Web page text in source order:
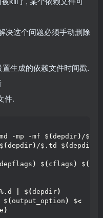
决这个问题必须手动删除
生成的依赖文件时间戳.
件.
-mp -mf $ (depdir) /
(depdir) /$.td $ (depdir
depflags ) $ ( cflags ) $ (
$ (depdir)
$ ( output_option ) $<
)